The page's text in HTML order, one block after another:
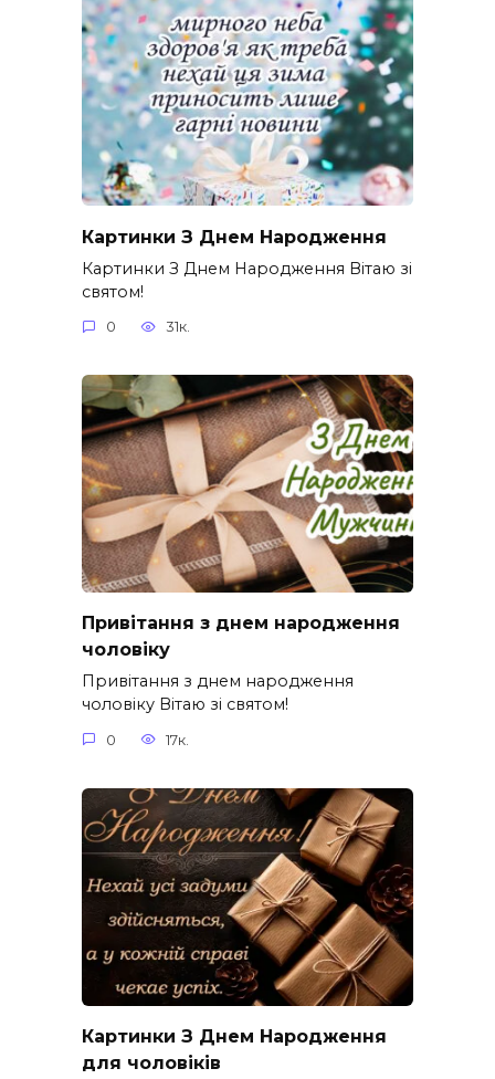
Картинки З Днем Народження
Картинки З Днем Народження Вітаю зі
святом!
0 31к.
Привітання з днем народження
чоловіку
Привітання з днем народження
чоловіку Вітаю зі святом!
0 17к.
Картинки З Днем Народження
для чоловіків​